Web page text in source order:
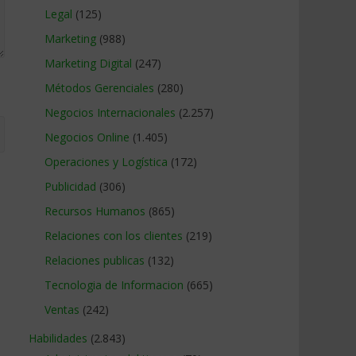
Legal (125)
Marketing (988)
Marketing Digital (247)
Métodos Gerenciales (280)
Negocios Internacionales (2.257)
Negocios Online (1.405)
Operaciones y Logística (172)
Publicidad (306)
Recursos Humanos (865)
Relaciones con los clientes (219)
Relaciones publicas (132)
Tecnologia de Informacion (665)
Ventas (242)
Habilidades (2.843)